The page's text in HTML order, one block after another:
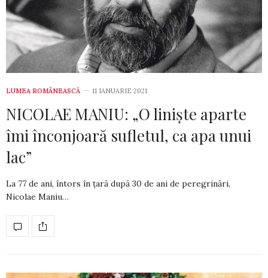
LUMEA ROMÂNEASCĂ 11 IANUARIE 2021
NICOLAE MANIU: „O liniște aparte
îmi înconjoară sufletul, ca apa unui
lac”
La 77 de ani, întors în țară după 30 de ani de peregrinări,
Nicolae Maniu…